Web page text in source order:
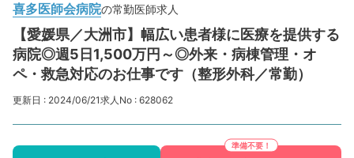
喜多医師会病院の常勤医師求人
【愛媛県／大洲市】幅広い患者様に医療を提供する
病院◎週5日1,500万円～◎外来・病棟管理・オ
ペ・救急対応のお仕事です（整形外科／常勤）
更新日 : 2024/06/21求人No : 628062